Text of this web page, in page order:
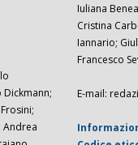
Dickmann;
Andrea
Iuliana
Cristina
Iannario;
Francesco
E-mail: